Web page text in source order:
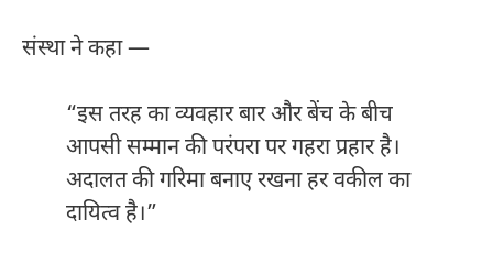
संस्था ने कहा —
“इस तरह का व्यवहार बार और बेंच के बीच
आपसी सम्मान की परंपरा पर गहरा प्रहार है।
अदालत की गरिमा बनाए रखना हर वकील का
दायित्व है।”